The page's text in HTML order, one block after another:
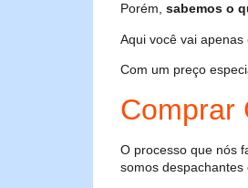
Porém, sabemos o
Aqui você vai apenas
Com um preço
Comprar
O processo que nós
somos despachantes